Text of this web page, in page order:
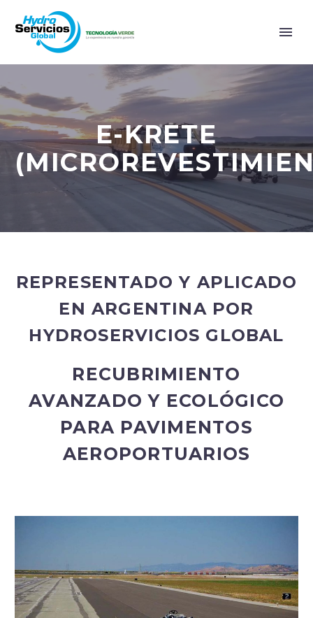
Spanish
E-KRETE
REPRESENTADO Y APLICADO
EN ARGENTINA POR
HYDROSERVICIOS GLOBAL
RECUBRIMIENTO
AVANZADO Y ECOLÓGICO
PARA PAVIMENTOS
AEROPORTUARIOS